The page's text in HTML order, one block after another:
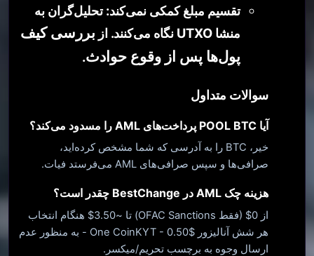
تقسیم مبلغ کمکی نمی‌کند: تحلیل‌گران به
منشا UTXO نگاه می‌کنند. از
بررسی کیف
پول‌ها پس از وقوع حوادث.
سوالات متداول
آیا POOL BTC پرداخت‌های AML را مسدود می‌کند؟
خیر، BTC را به آدرسی که شما مشخص کرده‌اید،
صرافی‌ها و سپس صرافی‌های AML می‌فرستد فیات.
هزینه چک AML در BestChange چقدر است؟
از 0$ (فقط OFAC Sanctions) تا ~3.50$ هنگام انتخاب
هر شش آنالیزور One CoinKYT - 0.50$ - به منظور عدم
ارسال وجوه به برچسب تحریم/میکسر.